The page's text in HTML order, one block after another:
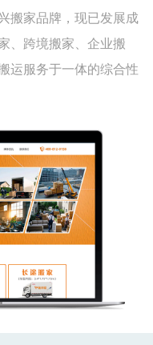
搬家品牌，现已发展成
、跨境搬家、企业搬
运服务于一体的综合性